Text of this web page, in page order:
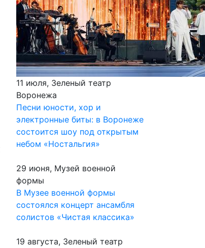
11 июля, Зеленый театр
Воронежа
Песни юности, хор и
электронные биты: в Воронеже
состоится шоу под открытым
небом «Ностальгия»
29 июня, Музей военной
формы
В Музее военной формы
состоялся концерт ансамбля
солистов «Чистая классика»
19 августа, Зеленый театр